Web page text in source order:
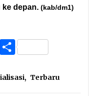
ke depan. (kab/dm1)
Share
, Terbaru